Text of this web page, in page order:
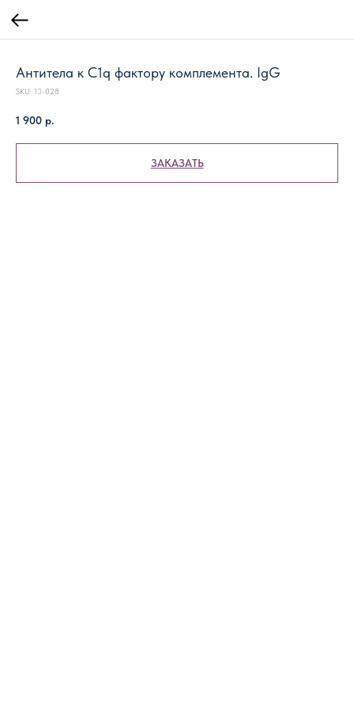
Антитела к С1q фактору комплемента. IgG
SKU: 13-028
1 900 р.
ЗАКАЗАТЬ